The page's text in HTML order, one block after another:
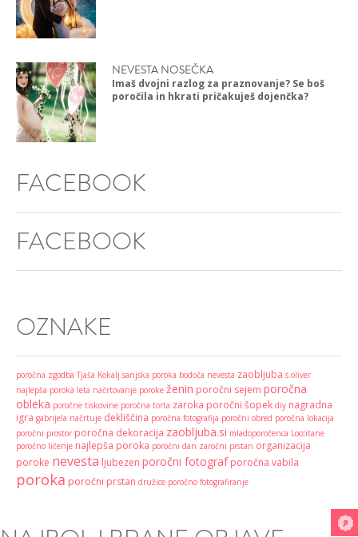
NEVESTA NOSEČKA
Imaš dvojni razlog za praznovanje? Se boš
poročila in hkrati pričakuješ dojenčka?
FACEBOOK
FACEBOOK
OZNAKE
poročna zgodba Tjaša Kokalj sanjska poroka bodoča nevesta zaobljuba s.oliver
najlepša poroka leta načrtovanje poroke ženin poročni sejem poročna
obleka poročne tiskovine poročna torta zaroka poročni šopek diy nagradna
igra gabrijela načrtuje dekliščina poročna fotografija poročni obred poročna lokacija
poročni prostor poročna dekoracija zaobljuba.si mladoporočenca Loccitane
poročno ličenje najlepša poroka poročni dan zaročni prstan organizacija
poroke nevesta ljubezen poročni fotograf poročna vabila
poroka poročni prstan družice poročno fotografiranje